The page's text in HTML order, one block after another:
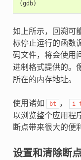
如上所示，回溯可
标停止运行的函数
码文件，将会使用
进制格式提供的。
所在的内存地址。
使用诸如 bt ， i
以浏览整个应用程
断点带来很大的便
设置和清除断